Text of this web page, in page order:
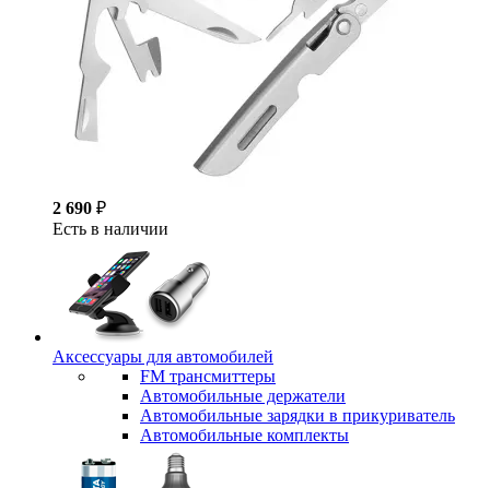
2 690 ₽
Есть в наличии
Аксессуары для автомобилей
FM трансмиттеры
Автомобильные держатели
Автомобильные зарядки в прикуриватель
Автомобильные комплекты